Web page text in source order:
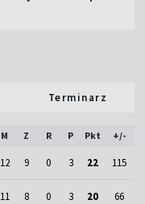
Terminarz
M Z R P Pkt +/-
12 9 0 3 22 115
11 8 0 3 20 66